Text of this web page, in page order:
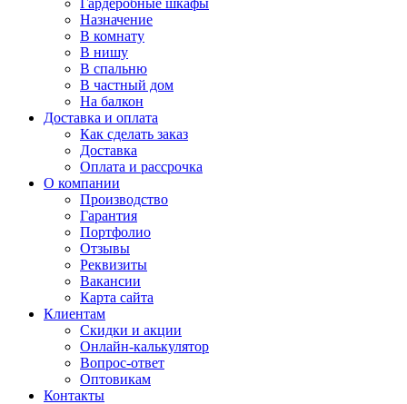
Гардеробные шкафы
Назначение
В комнату
В нишу
В спальню
В частный дом
На балкон
Доставка и оплата
Как сделать заказ
Доставка
Оплата и рассрочка
О компании
Производство
Гарантия
Портфолио
Отзывы
Реквизиты
Вакансии
Карта сайта
Клиентам
Скидки и акции
Онлайн-калькулятор
Вопрос-ответ
Оптовикам
Контакты